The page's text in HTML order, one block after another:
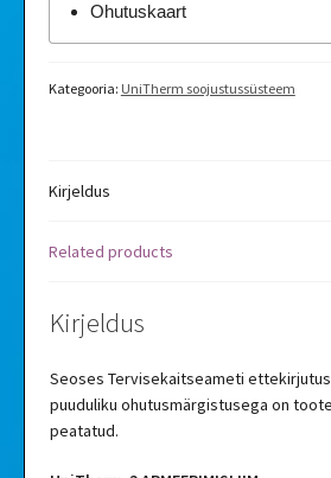
Ohutuskaart
Kategooria: UniTherm soojustussüsteem
Kirjeldus
Related products
Kirjeldus
Seoses Tervisekaitseameti
puuduliku ohutusmärgistusega on
peatatud.